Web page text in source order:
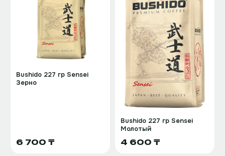
Bushido 227 гр Sensei
Зерно
6 700 ₸
Bushido 227 гр Sensei
Молотый
4 600 ₸